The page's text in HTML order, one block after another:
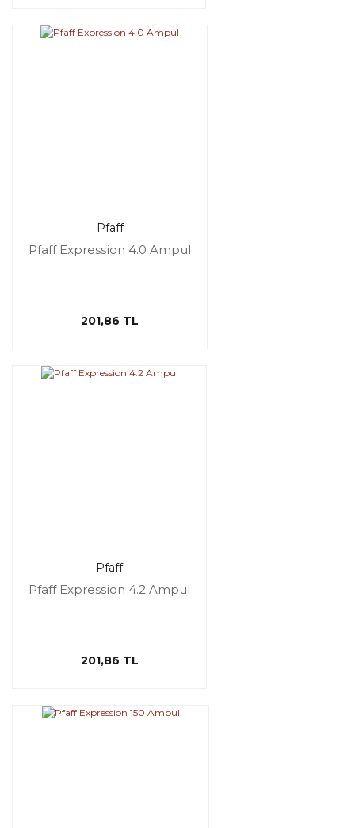
Pfaff
Pfaff Expression 4.0 Ampul
201,86 TL
Pfaff
Pfaff Expression 4.2 Ampul
201,86 TL